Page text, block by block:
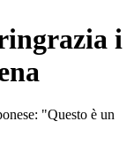
i
"Questo è un